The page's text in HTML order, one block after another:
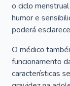
o ciclo
humor e
poderá
O médico
funcionamento
características